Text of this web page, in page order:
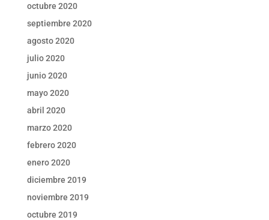
octubre 2020
septiembre 2020
agosto 2020
julio 2020
junio 2020
mayo 2020
abril 2020
marzo 2020
febrero 2020
enero 2020
diciembre 2019
noviembre 2019
octubre 2019